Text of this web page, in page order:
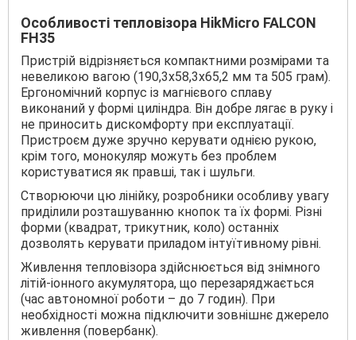
Особливості тепловізора HikMicro FALCON
FH35
Пристрій відрізняється компактними розмірами та
невеликою вагою (190,3х58,3х65,2 мм та 505 грам).
Ергономічний корпус із магнієвого сплаву
виконаний у формі циліндра. Він добре лягає в руку і
не приносить дискомфорту при експлуатації.
Пристроєм дуже зручно керувати однією рукою,
крім того, монокуляр можуть без проблем
користуватися як правші, так і шульги.
Створюючи цю лінійку, розробники особливу увагу
приділили розташуванню кнопок та їх формі. Різні
форми (квадрат, трикутник, коло) останніх
дозволять керувати приладом інтуїтивному рівні.
Живлення тепловізора здійснюється від знімного
літій-іонного акумулятора, що перезаряджається
(час автономної роботи – до 7 годин). При
необхідності можна підключити зовнішнє джерело
живлення (повербанк).